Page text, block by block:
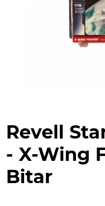
Revell
- X-Wing
Bitar